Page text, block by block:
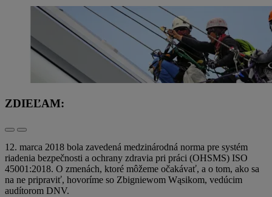
ZDIEĽAM:
12. marca 2018 bola zavedená medzinárodná norma pre systém
riadenia bezpečnosti a ochrany zdravia pri práci (OHSMS) ISO
45001:2018. O zmenách, ktoré môžeme očakávať, a o tom, ako sa
na ne pripraviť, hovoríme so Zbigniewom Wąsikom, vedúcim
audítorom DNV.